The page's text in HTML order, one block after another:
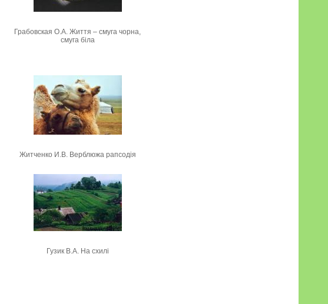
Грабовская О.А. Життя – смуга чорна,
смуга біла
Житченко И.В. Верблюжа рапсодія
Гузик В.А. На схилі